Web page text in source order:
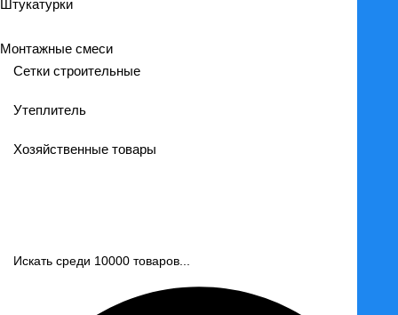
Штукатурки
Монтажные смеси
Сетки строительные
Утеплитель
Хозяйственные товары